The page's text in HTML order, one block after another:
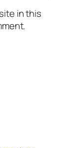
in this